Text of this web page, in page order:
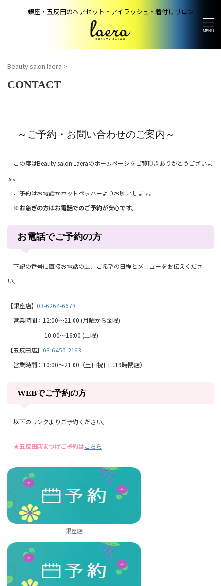
銀座・五反田のヘアセット・アイラッシュ・着付けサロン
Beauty salon laera >
CONTACT
～ご予約・お問い合わせのご案内～
この度はBeauty salon Laeraのホームページをご覧頂きありがとうございま
す。
ご予約はお電話かホットペッパーよりお願いします。
※お急ぎの方はお電話でのご予約が安心です。
お電話でご予約の方
下記の番号に直接お電話の上、ご希望の日程とメニューをお伝えくださ
い。
【銀座店】 03-6264-6679
営業時間：12:00～21:00 (月曜から金曜)
10:00～16:00 (土曜)
【五反田店】 03-6450-2163
営業時間：10:00～21:00（土日祝日は19時閉店）
WEBでご予約の方
以下のリンクよりご予約ください。
★五反田店まつげご予約はこちら
銀座店